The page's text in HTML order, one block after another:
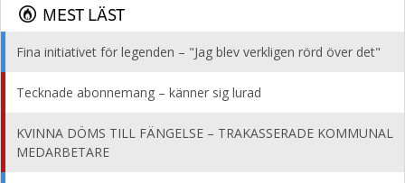
MEST LÄST
Fina initiativet för legenden – "Jag blev verkligen rörd över det"
Tecknade abonnemang – känner sig lurad
KVINNA DÖMS TILL FÄNGELSE – TRAKASSERADE KOMMUNAL
MEDARBETARE